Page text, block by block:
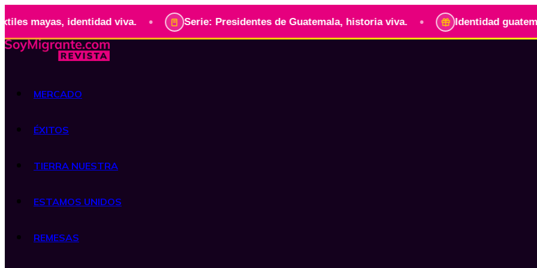
identidad viva. • Serie: Presidentes de Guatemala, historia viva. • Identidad guatemalteca
MERCADO
ÉXITOS
TIERRA NUESTRA
ESTAMOS UNIDOS
REMESAS